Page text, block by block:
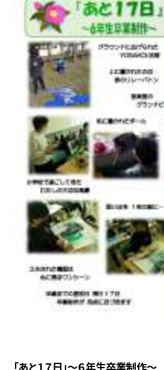
「あと１７日」〜６年生卒業制作〜